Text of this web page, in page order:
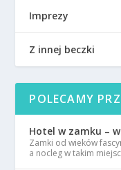
Imprezy
Z innej beczki
POLECAMY
Hotel w zamku –
Zamki od wieków
a nocleg w takim